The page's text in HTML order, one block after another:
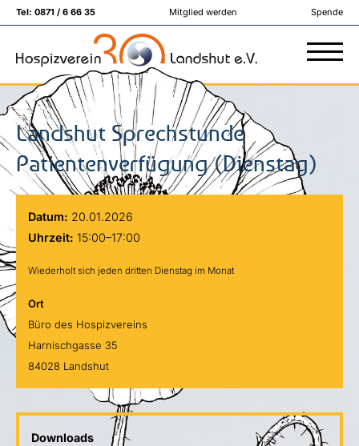
Tel: 0871 / 6 66 35 Mitglied werden Spende
Landshut Sprechstunde
Patientenverfügung (Dienstag)
Datum: 20.01.2026
Uhrzeit: 15:00–17:00
Wiederholt sich jeden dritten Dienstag im Monat
Ort
Büro des Hospizvereins
Harnischgasse 35
84028 Landshut
Downloads